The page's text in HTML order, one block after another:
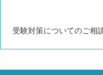
受験対策についてのご相